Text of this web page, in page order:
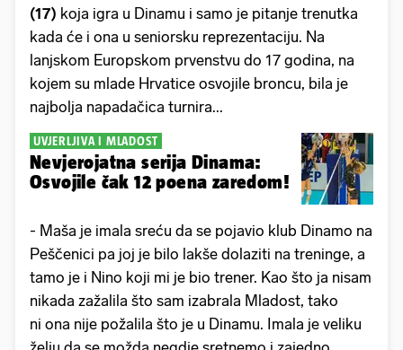
(17) koja igra u Dinamu i samo je pitanje trenutka
kada će i ona u seniorsku reprezentaciju. Na
lanjskom Europskom prvenstvu do 17 godina, na
kojem su mlade Hrvatice osvojile broncu, bila je
najbolja napadačica turnira...
UVJERLJIVA I MLADOST
Nevjerojatna serija Dinama:
Osvojile čak 12 poena zaredom!
- Maša je imala sreću da se pojavio klub Dinamo na
Peščenici pa joj je bilo lakše dolaziti na treninge, a
tamo je i Nino koji mi je bio trener. Kao što ja nisam
nikada zažalila što sam izabrala Mladost, tako
ni ona nije požalila što je u Dinamu. Imala je veliku